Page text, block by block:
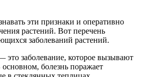
эти признаки и оперативно
растений. Вот перечень
заболеваний растений.
это заболевание, которое вызывают
болезнь поражает